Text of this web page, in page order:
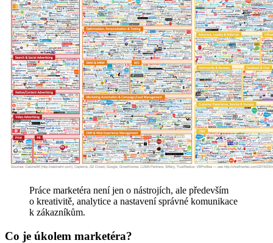
Práce marketéra není jen o nástrojích, ale především
o kreativitě, analytice a nastavení správné komunikace
k zákazníkům.
Co je úkolem marketéra?